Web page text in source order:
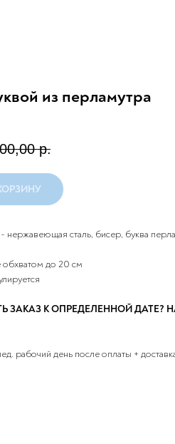
из перламутра
р.
нержавеющая сталь, бисер, буква
обхватом до 20 см
ЗАКАЗ К ОПРЕДЕЛЕННОЙ ДАТЕ?
рабочий день после оплаты +